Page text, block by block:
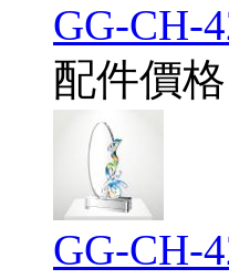
GG-CH-
配件價格
GG-CH-